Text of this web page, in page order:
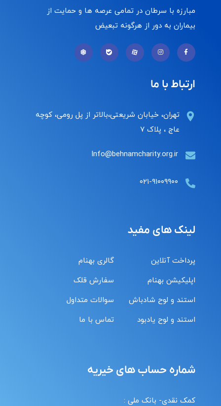
مبارزه با سرطان در تمامی عرصه ها و حمایت از
بیماران به دور از هرگونه تبعیض
ارتباط با ما
تهران، خیابان شریعتی،بالاتر از پل رومی، کوچه
عاج ، پلاک ۷
Info@behnamcharity.org.ir
۰۲۱-۹۱۰۰۹۹۰۰
لینک های مفید
پرداخت آنلاین
اپلیکیشن بهنام
استند و لوح شادباش
استند و لوح یادبود
گالری بهنام
سفارش قلک
سوالات متداول
تماس با ما
شماره حساب های خیریه
کمک نقدی- بانک ملی :